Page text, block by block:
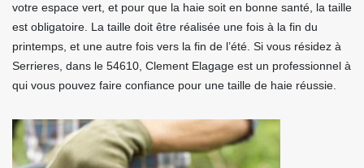
votre espace vert, et pour que la haie soit en bonne santé, la taille
est obligatoire. La taille doit être réalisée une fois à la fin du
printemps, et une autre fois vers la fin de l’été. Si vous résidez à
Serrieres, dans le 54610, Clement Elagage est un professionnel à
qui vous pouvez faire confiance pour une taille de haie réussie.